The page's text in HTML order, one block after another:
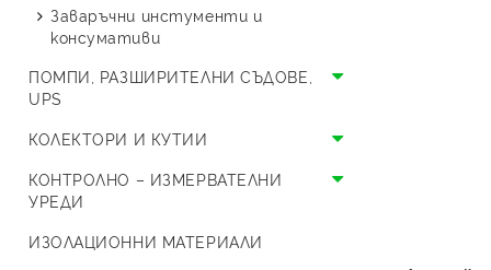
Моноблок LG
Единичен сплит HYUNDAI
Термопомпи Bosch
Заваръчни инстументи и
консумативи
ПОМПИ, РАЗШИРИТЕЛНИ СЪДОВЕ,
UPS
Циркулационни помпи и UPS
Разширителни съдове
отворена система
КОЛЕКТОРИ И КУТИИ
Колектори
Кутии
КОНТРОЛНО – ИЗМЕРВАТЕЛНИ
УРЕДИ
Предпазни уреди
ИЗОЛАЦИОННИ МАТЕРИАЛИ